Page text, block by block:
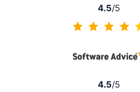
4.5/5
4.5/5